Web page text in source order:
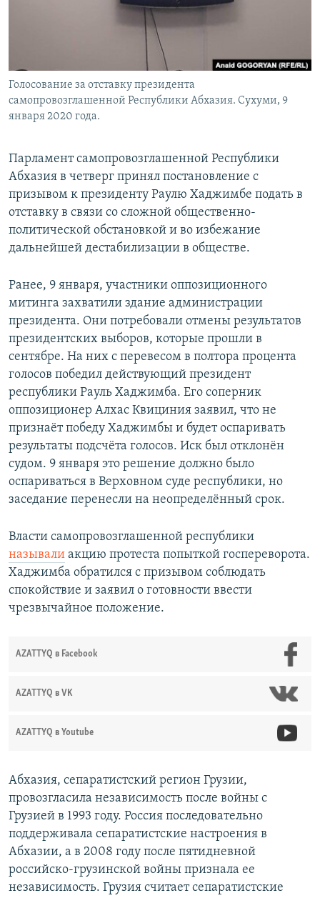
Голосование за отставку президента
самопровозглашенной Республики Абхазия. Сухуми, 9
января 2020 года.
Парламент самопровозглашенной Республики
Абхазия в четверг принял постановление с
призывом к президенту Раулю Хаджимбе подать в
отставку в связи со сложной общественно-
политической обстановкой и во избежание
дальнейшей дестабилизации в обществе.
Ранее, 9 января, участники оппозиционного
митинга захватили здание администрации
президента. Они потребовали отмены результатов
президентских выборов, которые прошли в
сентябре. На них с перевесом в полтора процента
голосов победил действующий президент
республики Рауль Хаджимба. Его соперник
оппозиционер Алхас Квициния заявил, что не
признаёт победу Хаджимбы и будет оспаривать
результаты подсчёта голосов. Иск был отклонён
судом. 9 января это решение должно было
оспариваться в Верховном суде республики, но
заседание перенесли на неопределённый срок.
Власти самопровозглашенной республики
называли акцию протеста попыткой госпереворота.
Хаджимба обратился с призывом соблюдать
спокойствие и заявил о готовности ввести
чрезвычайное положение.
AZATTYQ в Facebook
AZATTYQ в VK
AZATTYQ в Youtube
Абхазия, сепаратистский регион Грузии,
провозгласила независимость после войны с
Грузией в 1993 году. Россия последовательно
поддерживала сепаратистские настроения в
Абхазии, а в 2008 году после пятидневной
российско-грузинской войны признала ее
независимость. Грузия считает сепаратистские